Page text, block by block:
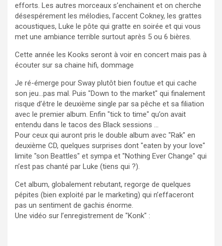
efforts. Les autres morceaux s’enchainent et on cherche
désespérement les mélodies, l’accent Cokney, les grattes
acoustiques, Luke le pôte qui gratte en soirée et qui vous
met une ambiance terrible surtout après 5 ou 6 bières.
Cette année les Kooks seront à voir en concert mais pas à
écouter sur sa chaine hifi, dommage
Je ré-émerge pour Sway plutôt bien foutue et qui cache
son jeu…pas mal. Puis "Down to the market" qui finalement
risque d’être le deuxième single par sa pêche et sa filiation
avec le premier album. Enfin "tick to time" qu’on avait
entendu dans le tacos des Black sessions …
Pour ceux qui auront pris le double album avec "Rak" en
deuxième CD, quelques surprises dont "eaten by your love"
limite "son Beattles" et sympa et "Nothing Ever Change" qui
n’est pas chanté par Luke (tiens qui ?).
Cet album, globalement rebutant, regorge de quelques
pépites (bien exploité par le marketing) qui n’effaceront
pas un sentiment de gachis énorme.
Une vidéo sur l’enregistrement de "Konk" :